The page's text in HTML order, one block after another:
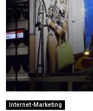
Internet-Marketing